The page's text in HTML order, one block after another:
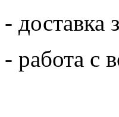
- доставка
- работа с